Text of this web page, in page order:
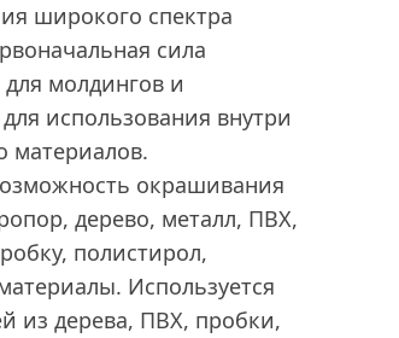
широкого спектра
сила
молдингов и
использования внутри
материалов.
окрашивания
дерево, металл, ПВХ,
полистирол,
Используется
из дерева, ПВХ, пробки,